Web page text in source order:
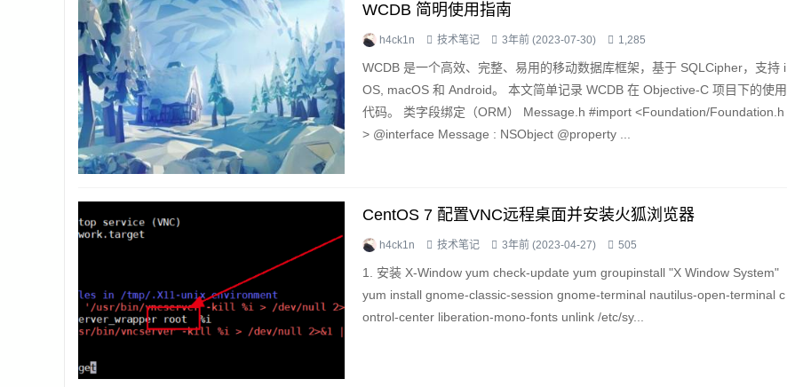
WCDB 简明使用指南
h4ck1n 技术笔记 3年前 (2023-07-30) 1,285
WCDB 是一个高效、完整、易用的移动数据库框架，基于 SQLCipher，支持 i
OS, macOS 和 Android。 本文简单记录 WCDB 在 Objective-C 项目下的使用
代码。 类字段绑定（ORM） Message.h #import <Foundation/Foundation.h
> @interface Message : NSObject @property ...
CentOS 7 配置VNC远程桌面并安装火狐浏览器
h4ck1n 技术笔记 3年前 (2023-04-27) 505
1. 安装 X-Window yum check-update yum groupinstall "X Window System"
yum install gnome-classic-session gnome-terminal nautilus-open-terminal c
ontrol-center liberation-mono-fonts unlink /etc/sy...